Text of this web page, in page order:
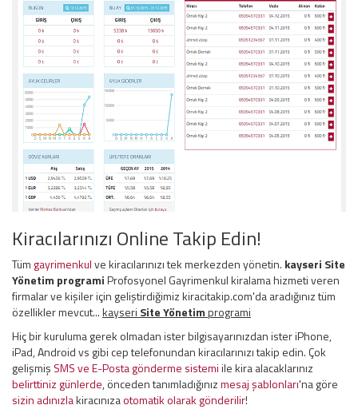
Kiracılarınızı Online Takip Edin!
Tüm gayrimenkulve kiracılarınızı tek merkezden yönetin. kayseri Site
Yönetim programiProfosyonel Gayrimenkul kiralama hizmeti veren
firmalar ve kişiler için geliştirdiğimiz kiracitakip.com'da aradığınız tüm
özellikler mevcut...kayseri Site Yönetimprogrami
Hiç bir kuruluma gerek olmadan ister bilgisayarınızdan ister iPhone,
iPad, Android vs gibi cep telefonundan kiracılarınızı takip edin. Çok
gelişmiş SMS ve E-Posta gönderme sistemiile kira alacaklarınız
belirttiniz günlerde, önceden tanımladığınızmesaj şablonları'na göre
sizin adınızlakiracınızaotomatik olarak gönderilir!